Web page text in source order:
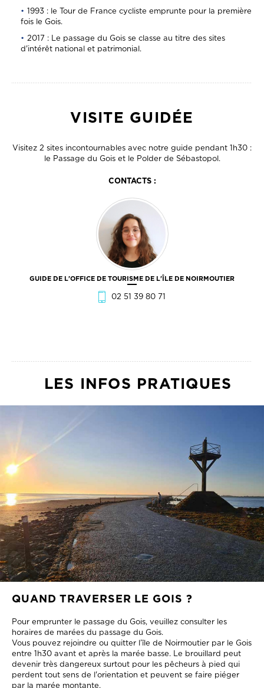
1993 : le Tour de France cycliste emprunte pour la première
fois le Gois.
2017 : Le passage du Gois se classe au titre des sites
d'intérêt national et patrimonial.
VISITE GUIDÉE
Visitez 2 sites incontournables avec notre guide pendant 1h30 :
le Passage du Gois et le Polder de Sébastopol.
CONTACTS :
GUIDE DE L'OFFICE DE TOURISME DE L'ÎLE DE NOIRMOUTIER
02 51 39 80 71
LES INFOS PRATIQUES
QUAND TRAVERSER LE GOIS ?
Pour emprunter le passage du Gois, veuillez consulter les
horaires de marées du passage du Gois.
Vous pouvez rejoindre ou quitter l’île de Noirmoutier par le Gois
entre 1h30 avant et après la marée basse. Le brouillard peut
devenir très dangereux surtout pour les pêcheurs à pied qui
perdent tout sens de l'orientation et peuvent se faire piéger
par la marée montante.